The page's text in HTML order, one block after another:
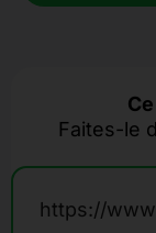
Faites-le